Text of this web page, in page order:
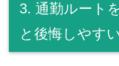
3. 通勤ルート
と後悔しやす